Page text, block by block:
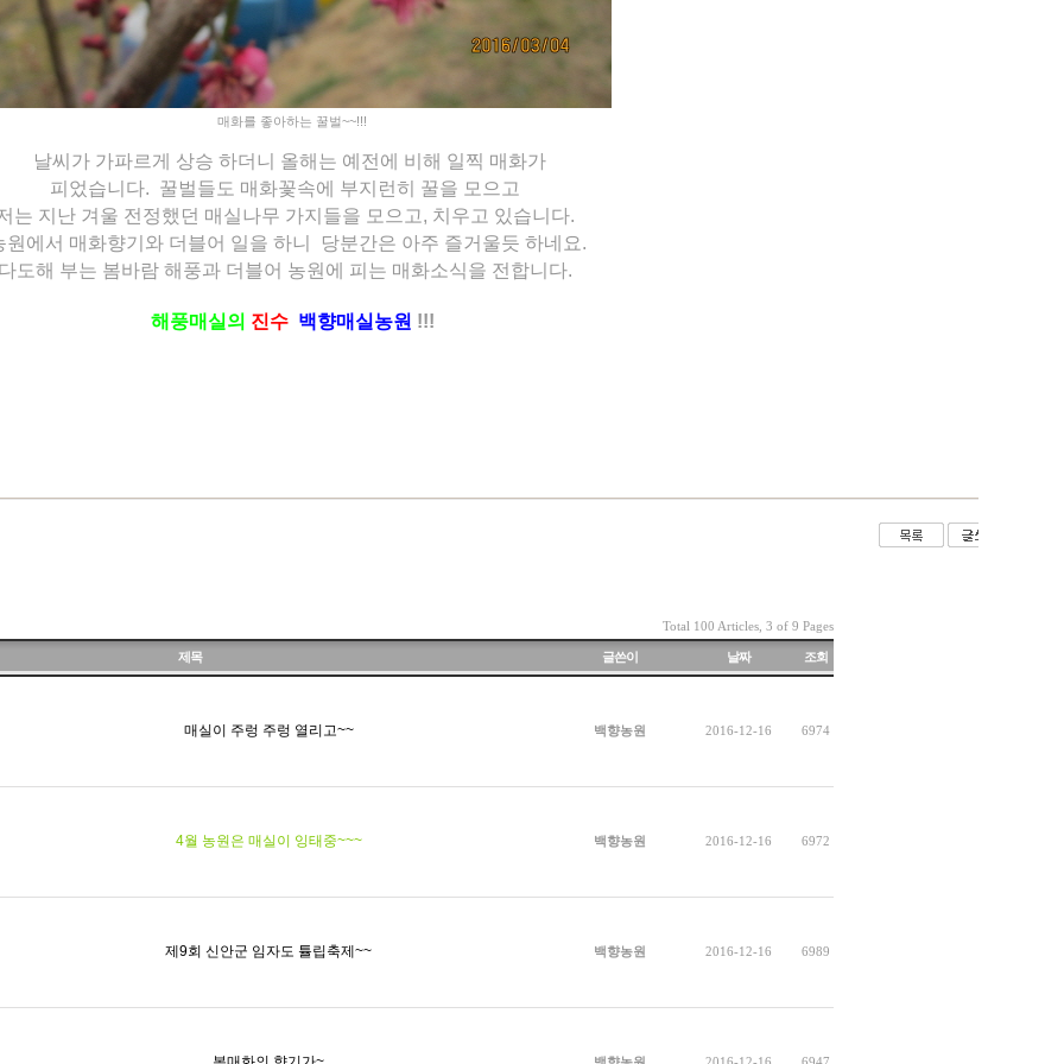
매화를 좋아하는 꿀벌~~!!!
날씨가 가파르게 상승 하더니 올해는 예전에 비해 일찍 매화가
피었습니다. 꿀벌들도 매화꽃속에 부지런히 꿀을 모으고
는 지난 겨울 전정했던 매실나무 가지들을 모으고, 치우고 있습니다.
에서 매화향기와 더블어 일을 하니 당분간은 아주 즐거울듯 하네요.
도해 부는 봄바람 해풍과 더블어 농원에 피는 매화소식을 전합니다.
해풍매실의 진수 백향매실농원 !!!
Total 100 Articles, 3 of 9 Pages
제목 글쓴이 날짜 조회
매실이 주렁 주렁 열리고~~ 백향농원 2016-12-16 6974
4월 농원은 매실이 잉태중~~~ 백향농원 2016-12-16 6972
제9회 신안군 임자도 튤립축제~~ 백향농원 2016-12-16 6989